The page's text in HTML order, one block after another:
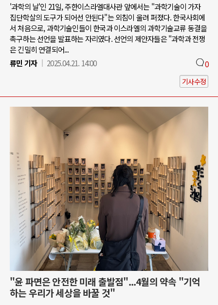
'과학의 날'인 21일, 주한이스라엘대사관 앞에서는 "과학기술이 가자
집단학살의 도구가 되어선 안된다"는 외침이 울려 퍼졌다. 한국사회에
서 처음으로, 과학기술인들이 한국과 이스라엘의 과학기술교류 동결을
촉구하는 선언을 발표하는 자리였다. 선언의 제안자들은 "과학과 전쟁
은 긴밀히 연결되어...
류민 기자
2025.04.21. 14:00 0
기사수정
"윤 파면은 안전한 미래 출발점"...4월의 약속 "기억
하는 우리가 세상을 바꿀 것"